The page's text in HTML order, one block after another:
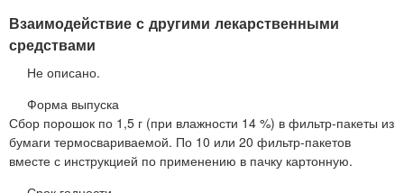
Взаимодействие с другими лекарственными
средствами
Не описано.
Форма выпуска
Сбор порошок по 1,5 г (при влажности 14 %) в фильтр-пакеты из
бумаги термосвариваемой. По 10 или 20 фильтр-пакетов
вместе с инструкцией по применению в пачку картонную.